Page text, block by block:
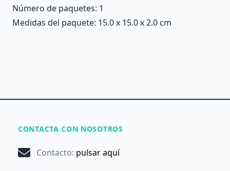
Número de paquetes: 1
Medidas del paquete: 15.0 x 15.0 x 2.0 cm
CONTACTA CON NOSOTROS
Contacto: pulsar aquí